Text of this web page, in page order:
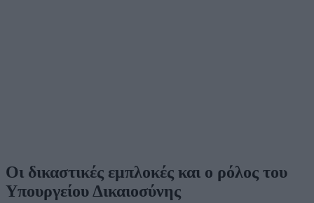
Οι δικαστικές εμπλοκές και ο ρόλος του
Υπουργείου Δικαιοσύνης